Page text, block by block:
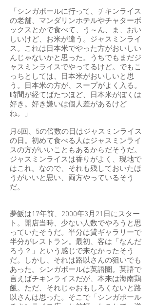
「シンガポールに行って、チキンライス
の老舗、マンダリンホテルやチャターボ
ックスとかで食べて、う～ん、ま、おい
しいけど、お米が違う。ジャスミンライ
ス。これは日本米でやった方がおいしい
んじゃないかと思った。うちでもまだジ
ャスミンライスでやってるけど。でもこ
っちとしては、日本米がおいしいと思
う。日本米の方が、スープがよく入る。
時間が経てばたつほど、日本米がぼくは
好き。好き嫌いは個人差があるけど
ね。」
月6回、5の倍数の日はジャスミンライス
の日。初めて食べる人はジャスミンライ
スの方がいいこともあるからだそうだ。
ジャスミンライスは香りがよく、現地で
はこれ。なので、それも残しておいたほ
うがいいと思い、両方やっているそう
だ。
夢飯は17年前、2000年3月21日にスター
ト。開店当時、少ない人数でやろうと思
っていたそうだ。半分は貸ギャラリーで
半分がレストラン。最初、客は「なんだ
ろう？」という感じで来なかったそう
だ。しかし、それは路以さんの狙いでも
あった。シンガポールは英語圏。英語で
言えばチキンライスだが、本来は海南鶏
飯。ただ、それじゃおもしろくないと路
以さんは思った。そこで「シンガポール